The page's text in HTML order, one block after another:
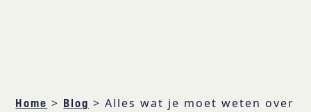
Home > Blog >Alles wat je moet weten over